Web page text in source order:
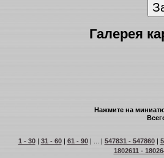
Галерея
Нажмите на
1 - 30| 31 - 60| 61 - 90| ... | 547831 - 547860|
1802611 -